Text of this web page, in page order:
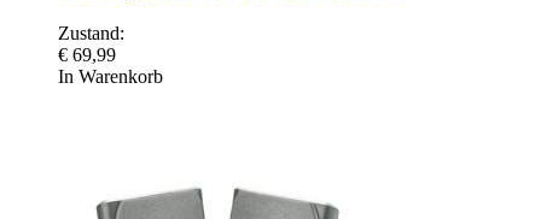
Zustand:
€ 69,99
In Warenkorb